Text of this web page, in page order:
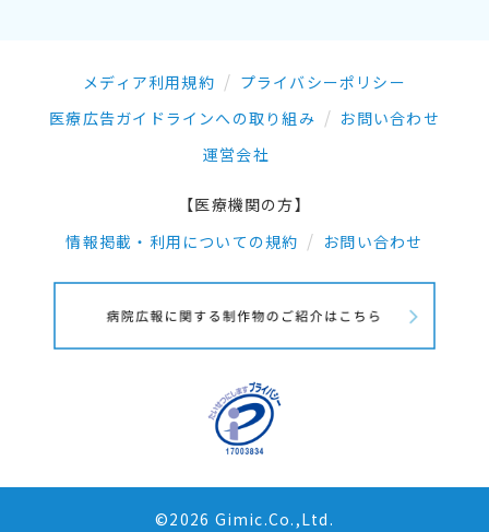
メディア利用規約
プライバシーポリシー
医療広告ガイドラインへの取り組み
お問い合わせ
運営会社
【医療機関の方】
情報掲載・利用についての規約
お問い合わせ
©2026 Gimic.Co.,Ltd.